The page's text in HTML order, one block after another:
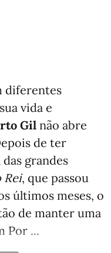
diferentes
vida e
Gil não abre
de ter
grandes
Rei, que passou
últimos meses, o
de manter uma
Por ...